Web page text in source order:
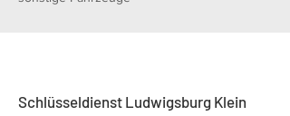
Schlüsseldienst Ludwigsburg Klein